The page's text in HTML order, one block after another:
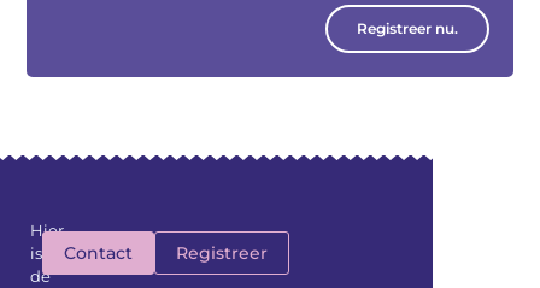
Registreer nu.
Hier
is
de
Contact Registreer